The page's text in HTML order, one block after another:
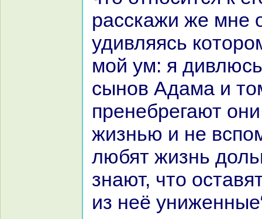
paсскажи же мне
удивляясь
мой ум: я
сынов Адама и
пренебрегают
жизнью и не
любят жизнь
знaют, что
из неё